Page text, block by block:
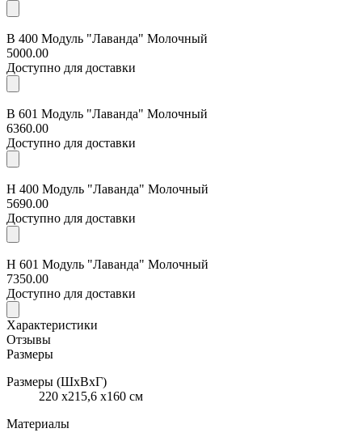
В 400 Модуль "Лаванда" Молочный
5000.00
Доступно для доставки
В 601 Модуль "Лаванда" Молочный
6360.00
Доступно для доставки
Н 400 Модуль "Лаванда" Молочный
5690.00
Доступно для доставки
Н 601 Модуль "Лаванда" Молочный
7350.00
Доступно для доставки
Характеристики
Отзывы
Размеры
Размеры (ШхВхГ)
220 x215,6 x160 см
Материалы